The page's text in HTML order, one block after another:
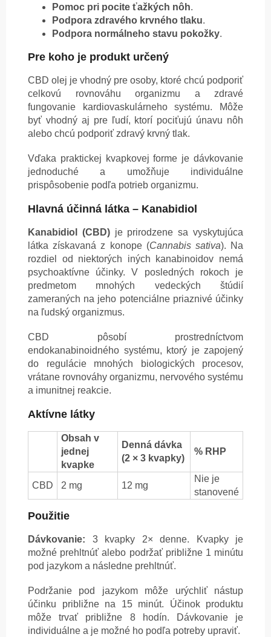
Pomoc pri pocite ťažkých nôh.
Podpora zdravého krvného tlaku.
Podpora normálneho stavu pokožky.
Pre koho je produkt určený
CBD olej je vhodný pre osoby, ktoré chcú podporiť
celkovú rovnováhu organizmu a zdravé
fungovanie kardiovaskulárneho systému. Môže
byť vhodný aj pre ľudí, ktorí pociťujú únavu nôh
alebo chcú podporiť zdravý krvný tlak.
Vďaka praktickej kvapkovej forme je dávkovanie
jednoduché a umožňuje individuálne
prispôsobenie podľa potrieb organizmu.
Hlavná účinná látka – Kanabidiol
Kanabidiol (CBD)je prirodzene sa vyskytujúca
látka získavaná z konope (Cannabis sativa). Na
rozdiel od niektorých iných kanabinoidov nemá
psychoaktívne účinky. V posledných rokoch je
predmetom mnohých vedeckých štúdií
zameraných na jeho potenciálne priaznivé účinky
na ľudský organizmus.
CBD pôsobí prostredníctvom
endokanabinoidného systému, ktorý je zapojený
do regulácie mnohých biologických procesov,
vrátane rovnováhy organizmu, nervového systému
a imunitnej reakcie.
Aktívne látky
Obsah v
jednej
kvapke
Denná dávka
(2 × 3 kvapky)
% RHP
CBD 2 mg 12 mg
Nie je
stanovené
Použitie
Dávkovanie: 3 kvapky 2× denne. Kvapky je
možné prehltnúť alebo podržať približne 1 minútu
pod jazykom a následne prehltnúť.
Podržanie pod jazykom môže urýchliť nástup
účinku približne na 15 minút. Účinok produktu
môže trvať približne 8 hodín. Dávkovanie je
individuálne a je možné ho podľa potreby upraviť.